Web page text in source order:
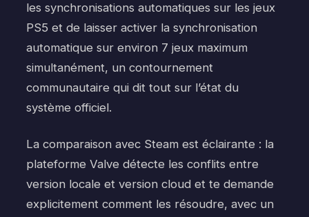
les synchronisations automatiques sur les jeux
PS5 et de laisser activer la synchronisation
automatique sur environ 7 jeux maximum
simultanément, un contournement
communautaire qui dit tout sur l’état du
système officiel.
La comparaison avec Steam est éclairante : la
plateforme Valve détecte les conflits entre
version locale et version cloud et te demande
explicitement comment les résoudre, avec un